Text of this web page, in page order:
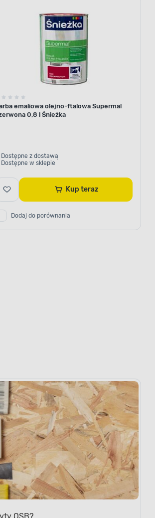
emaliowa olejno-ftalowa Supermal
0,8 l Śnieżka
Dostępne z dostawą
Dostępne w sklepie
Kup teraz
Dodaj do porównania